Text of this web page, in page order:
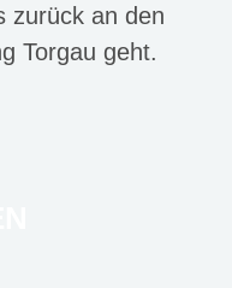
zurück an den
Torgau geht.